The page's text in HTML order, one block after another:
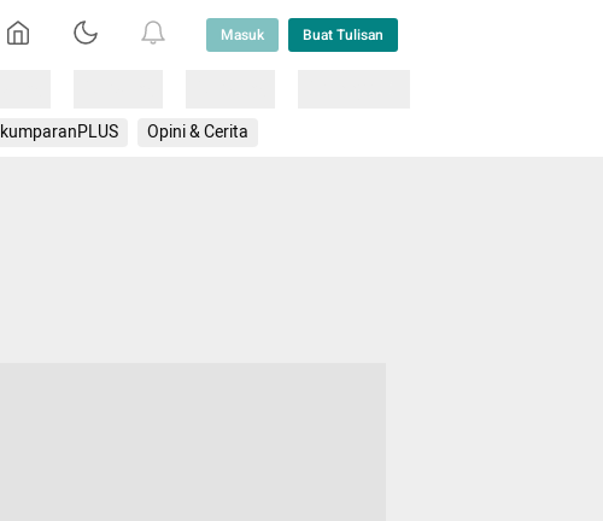
Masuk Buat Tulisan
kumparanPLUS Opini & Cerita